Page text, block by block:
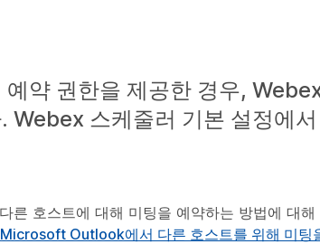
약 권한을 제공한 경우,
스케줄러 기본 설정에
호스트에 대해 미팅을 예약하는 방법에 대해
Microsoft Outlook에서 다른 호스트를 위해 미팅